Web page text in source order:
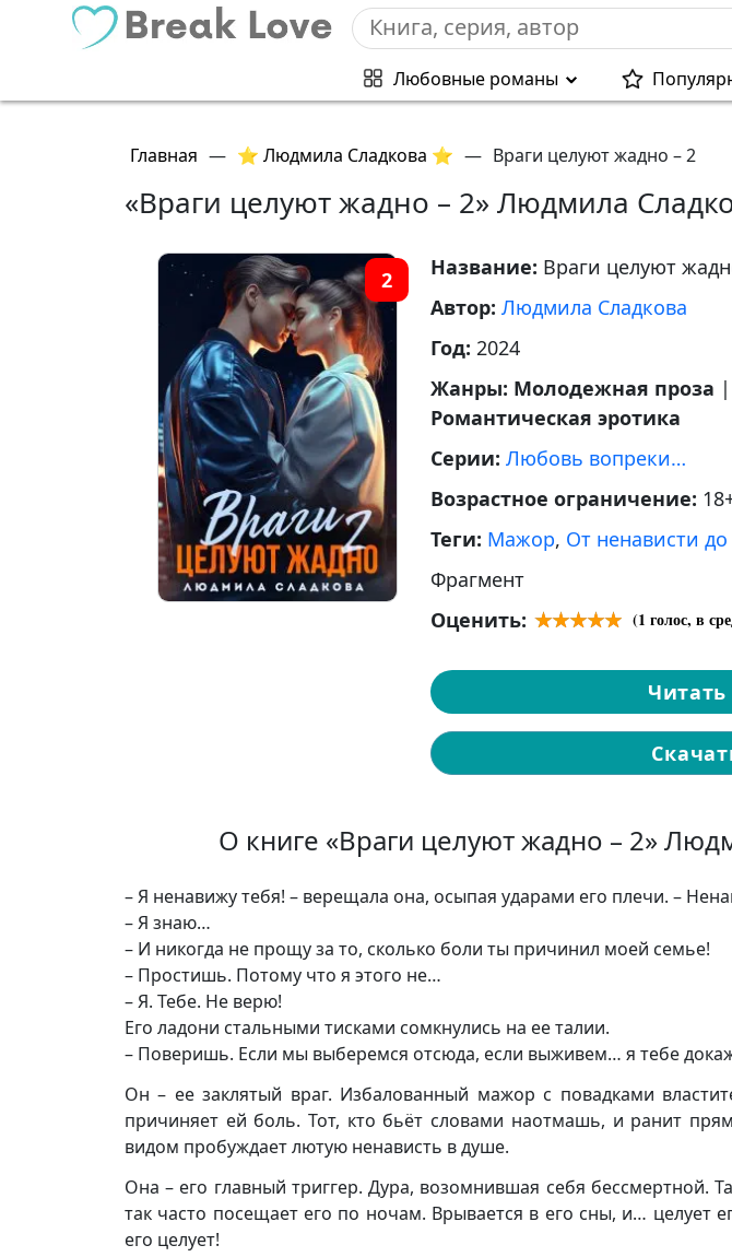
Любовные романы
Главная — ⭐ Людмила Сладкова ⭐ — Враги целуют жадно – 2
«Враги целуют жадно – 2» Людмила
2 Название: Враги целуют
Автор: Людмила Сладкова
Год: 2024
Жанры: Молодежная проза |
Романтическая эротика
Серии: Любовь вопреки…
Возрастное ограничение:
Теги: Мажор, От ненависти
Фрагмент
Оценить:
(1 голос, в
О книге «Враги целуют жадно – 2»
– Я ненавижу тебя! – верещала она, осыпая ударами его плечи. –
– Я знаю…
– И никогда не прощу за то, сколько боли ты причинил моей семье!
– Простишь. Потому что я этого не…
– Я. Тебе. Не верю!
Его ладони стальными тисками сомкнулись на ее талии.
– Поверишь. Если мы выберемся отсюда, если выживем… я тебе
Он – ее заклятый враг. Избалованный мажор с повадками
причиняет ей боль. Тот, кто бьёт словами наотмашь, и ранит
видом пробуждает лютую ненависть в душе.
Она – его главный триггер. Дура, возомнившая себя бессмертной.
так часто посещает его по ночам. Врывается в его сны, и… целует
его целует!